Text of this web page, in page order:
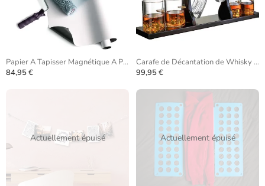
Papier A Tapisser Magnétique A Peindre
84,95 €
Carafe de Décantation de Whisky AK-47
99,95 €
Actuellement épuisé Actuellement épuisé